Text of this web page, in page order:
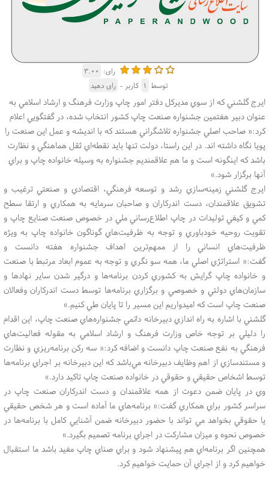
رای: ۳.۰۰
توسط ۱ کاربر - رای دهید
ايرج گلشني كه از سوي مديركل دفتر امور چاپ وزارت فرهنگ و ارشاد اسلامي به
عنوان دبير هفتمين جشنواره صنعت چاپ كشور انتخاب شده، در گفتگويي اعلام
كرد:« صاحب اصلي جشنواره تلاشگراني هستند كه با انديشه و عمل اين صنعت را
پويا نگاه داشته اند. در اين راستا، دولت تنها بايد نقطه‌اي ثقل هماهنگي و نظارت
باشد كه اينگونه است و ما هم علاقمنديم جشنواره به وسيله خانواده چاپ و براي
آنها برگزار شود.»
ايرج گلشني زمينه‌سازي رشد و توسعه فرهنگي، اقتصادي و صنعتي ترغيب و
تشويق علاقمندان، دست اندركاران و صاحبان سرمايه به همكاري و ارتقا سطح
كمي و كيفي توليدات در چاپ اطلاع‌رساني ملي در خصوص صنعت صنايع چاپ و
تقويت روحيه خودباوري و توجه به ظرفيت‌هاي گوناگون خانواده چاپ به ويژه
ظرفيت‌هاي انساني را از ممهم‌ترين اهداف جشنواره هفته دانست و
گفت:« استراتژي اصلي ما، همه سو نگري و توجه به عموم ابعاد مرتبط با صنعت
و خانواده چاپ گرايش به كشوري كردن برنامه‌ها و درگير شدن ساير نهادها و
سازمان‌هاي دولتي و خصوصي و برگزاري برنامه‌ها توسط دست اندركاران وفعالان
صنعت چاپ است كه اميدواريم اين مسير را تا پايان طي كنيم.»
گلشني با اشاره به راه اندازي دبيرخانه دائمي جشنواره‌هاي صنعت چاپ، اين اقدام
را دليلي بر توجه خاص وزارت فرهنگ و ارشاد اسلامي به مقوله‌ فعاليت‌هاي
فرهنگي به نفع صنعت چاپ دانست و اضافه كرد:« سه ركن برنامه‌ريزي و نظارت
و مستندسازي از اهم وظايف دبيرخانه مي‌باشد كه اين دبيرخانه بر اجراي برنامه‌ها
توسط اشخاص حقيقي و حقوقي در خانواده‌ صنعت چاپ تاكيد دارد.»
وي در پايان ضمن دعوت از همه علاقمندان و دست اندركاران صنعت چاپ در
سراسر كشور براي همكاري گفت:« برنامه‌هاي ما آماده است و هر شخص حقيقي
يا حقوقي بخواهد مي تواند با حضور دبيرخانه ضمن آشنايي كامل با برنامه‌ها در
خصوص نحوه و ميزان مشاركت در اجراي برنامه تصميم بگيرد.»
همچنين اگر برنامه‌اي هم پيشنهاد شود و براي صناي چاپ مفيد باشد ما استقبال
خواهيم كرد و از اجراي آن حمايت خواهيم كرد.